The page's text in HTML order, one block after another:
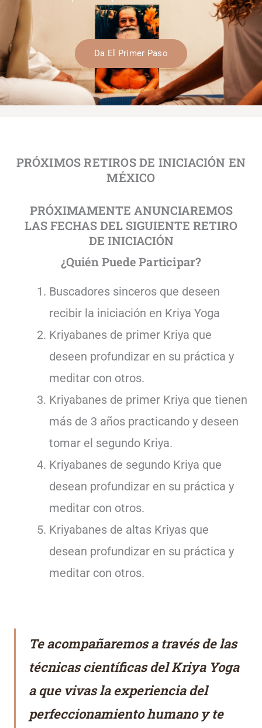
Da El Primer Paso
PRÓXIMOS RETIROS DE INICIACIÓN EN
MÉXICO
PRÓXIMAMENTE ANUNCIAREMOS
LAS FECHAS DEL SIGUIENTE RETIRO
DE INICIACIÓN
¿Quién Puede Participar?
Buscadores sinceros que deseen
recibir la iniciación en Kriya Yoga
Kriyabanes de primer Kriya que
deseen profundizar en su práctica y
meditar con otros.
Kriyabanes de primer Kriya que tienen
más de 3 años practicando y deseen
tomar el segundo Kriya.
Kriyabanes de segundo Kriya que
desean profundizar en su práctica y
meditar con otros.
Kriyabanes de altas Kriyas que
desean profundizar en su práctica y
meditar con otros.
Te acompañaremos a través de las
técnicas científicas del Kriya Yoga
a que vivas la experiencia del
perfeccionamiento humano y te